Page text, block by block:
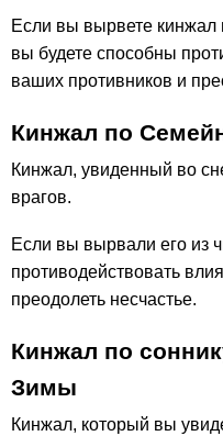
Если вы вырвете кинжал
вы будете способны
ваших противников и
Кинжал по
Кинжал, увиденный во
врагов.
Если вы вырвали его из
противодействовать
преодолеть несчастье.
Кинжал по
Зимы
Кинжал, который вы